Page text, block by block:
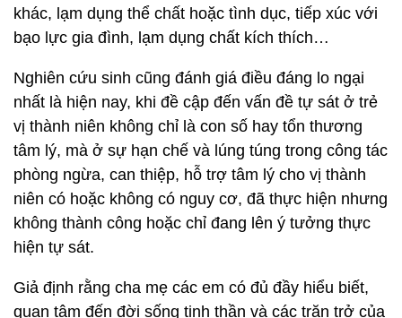
khác, lạm dụng thể chất hoặc tình dục, tiếp xúc với
bạo lực gia đình, lạm dụng chất kích thích…
Nghiên cứu sinh cũng đánh giá điều đáng lo ngại
nhất là hiện nay, khi đề cập đến vấn đề tự sát ở trẻ
vị thành niên không chỉ là con số hay tổn thương
tâm lý, mà ở sự hạn chế và lúng túng trong công tác
phòng ngừa, can thiệp, hỗ trợ tâm lý cho vị thành
niên có hoặc không có nguy cơ, đã thực hiện nhưng
không thành công hoặc chỉ đang lên ý tưởng thực
hiện tự sát.
Giả định rằng cha mẹ các em có đủ đầy hiểu biết,
quan tâm đến đời sống tinh thần và các trăn trở của